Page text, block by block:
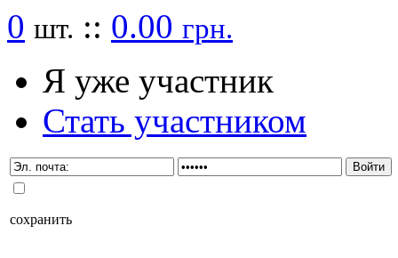
0 шт. :: 0.00 грн.
Я уже участник
Стать участником
сохранить